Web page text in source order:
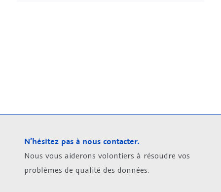
N’hésitez pas à nous contacter.
Nous vous aiderons volontiers à résoudre vos
problèmes de qualité des données.